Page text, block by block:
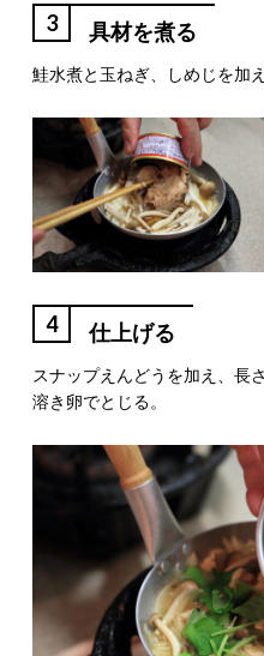
3 具材を煮る
鮭水煮と玉ねぎ、しめじを加
4 仕上げる
スナップえんどうを加え、長
溶き卵でとじる。